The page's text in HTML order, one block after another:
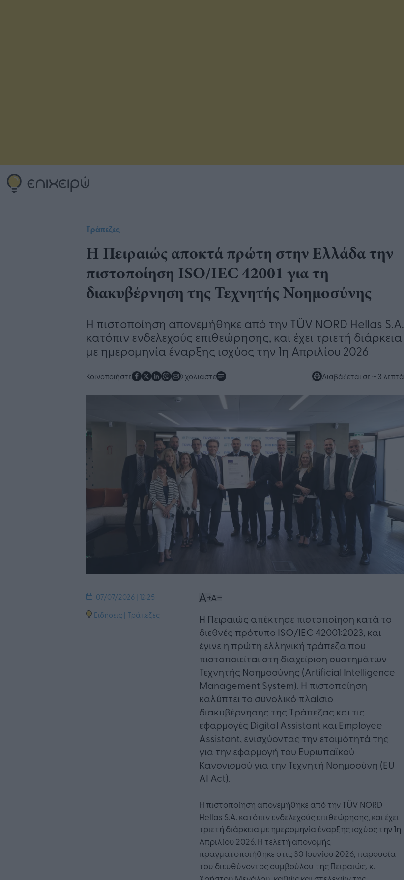
Τράπεζες
Η Πειραιώς αποκτά πρώτη στην Ελλάδα την
πιστοποίηση ISO/IEC 42001 για τη
διακυβέρνηση της Τεχνητής Νοημοσύνης
Η πιστοποίηση απονεμήθηκε από την TÜV NORD Hellas S.A.
κατόπιν ενδελεχούς επιθεώρησης, και έχει τριετή διάρκεια
με ημερομηνία έναρξης ισχύος την 1η Απριλίου 2026
Κοινοποιήστε Σχολιάστε Διαβάζεται σε ~ 3 λεπτά
07/07/2026 | 12:25
Ειδήσεις | Τράπεζες
Η Πειραιώς απέκτησε πιστοποίηση κατά το
διεθνές πρότυπο ISO/IEC 42001:2023, και
έγινε η πρώτη ελληνική τράπεζα που
πιστοποιείται στη διαχείριση συστημάτων
Τεχνητής Νοημοσύνης (Artificial Intelligence
Management System). Η πιστοποίηση
καλύπτει το συνολικό πλαίσιο
διακυβέρνησης της Τράπεζας και τις
εφαρμογές Digital Assistant και Employee
Assistant, ενισχύοντας την ετοιμότητά της
για την εφαρμογή του Ευρωπαϊκού
Κανονισμού για την Τεχνητή Νοημοσύνη (EU
AI Act).
Η πιστοποίηση απονεμήθηκε από την TÜV NORD
Hellas S.A. κατόπιν ενδελεχούς επιθεώρησης, και έχει
τριετή διάρκεια με ημερομηνία έναρξης ισχύος την 1η
Απριλίου 2026. Η τελετή απονομής
πραγματοποιήθηκε στις 30 Ιουνίου 2026, παρουσία
του διευθύνοντος συμβούλου της Πειραιώς, κ.